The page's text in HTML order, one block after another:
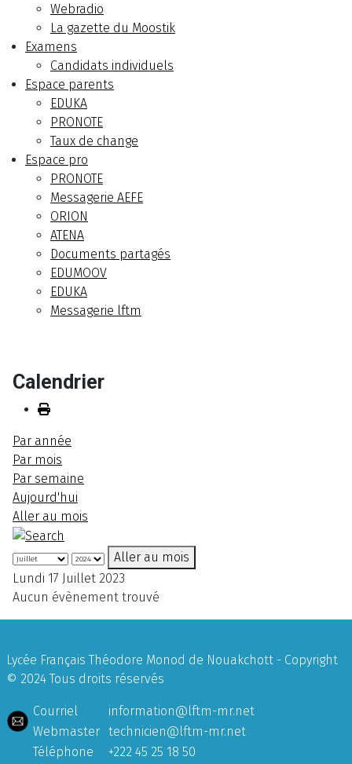
Webradio
La gazette du Moostik
Examens
Candidats individuels
Espace parents
EDUKA
PRONOTE
Taux de change
Espace pro
PRONOTE
Messagerie AEFE
ORION
ATENA
Documents partagés
EDUMOOV
EDUKA
Messagerie lftm
Calendrier
Par année
Par mois
Par semaine
Aujourd'hui
Aller au mois
Aller au mois
Lundi 17 Juillet 2023
Aucun évènement trouvé
Lycée Français Théodore Monod de Nouakchott - Copyright
© 2024 Tous droits réservés
Courriel
information@lftm-mr.net
Webmaster technicien@lftm-mr.net
Téléphone
+222 45 25 18 50